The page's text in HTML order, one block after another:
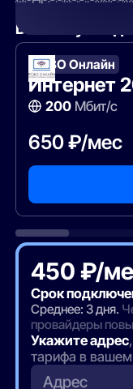
Вам могут
РСВО Онлайн
Интернет
200Мбит/с
650 ₽/мес
450 ₽/
Срок
Среднее: 3 дня.
провайдеры
Укажите адрес
тарифа в
Адрес